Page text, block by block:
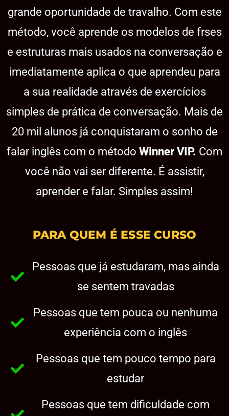
grande oportunidade de travalho. Com este
método, você aprende os modelos de frses
e estruturas mais usados na conversação e
imediatamente aplica o que aprendeu para
a sua realidade através de exercícios
simples de prática de conversação. Mais de
20 mil alunos já conquistaram o sonho de
falar inglês com o método Winner VIP. Com
você não vai ser diferente. É assistir,
aprender e falar. Simples assim!
PARA QUEM É ESSE CURSO
Pessoas que já estudaram, mas ainda
se sentem travadas
Pessoas que tem pouca ou nenhuma
experiência com o inglês
Pessoas que tem pouco tempo para
estudar
Pessoas que tem dificuldade com